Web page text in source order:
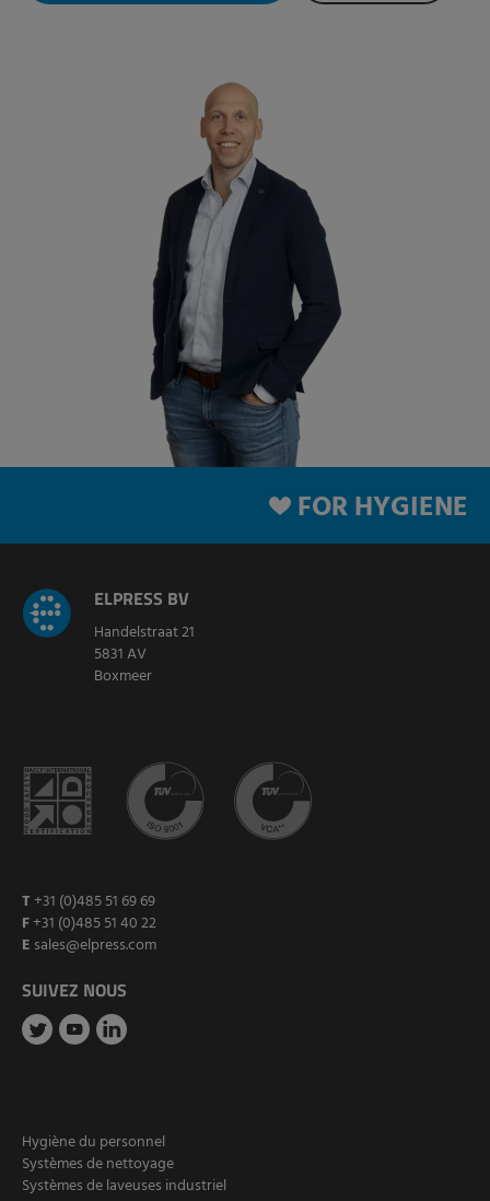
FOR HYGIENE
ELPRESS BV
Handelstraat 21
5831 AV
Boxmeer
T +31 (0)485 51 69 69
F+31 (0)485 51 40 22
E sales@elpress.com
SUIVEZ NOUS
Hygiène du personnel
Systèmes de nettoyage
Systèmes de laveuses industriel